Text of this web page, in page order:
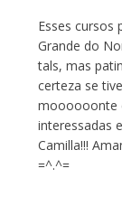
Esses cursos
Grande do
tals, mas
certeza se
moooooonte
interessadas
Camilla!!!
=^.^=